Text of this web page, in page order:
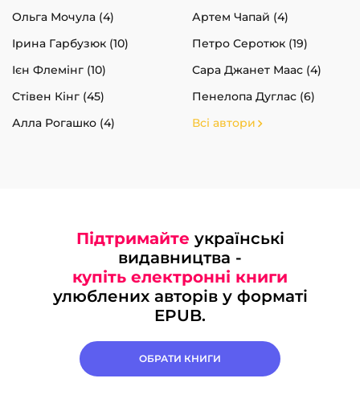
Ольга Мочула (4)
Артем Чапай (4)
Ірина Гарбузюк (10)
Петро Серотюк (19)
Ієн Флемінг (10)
Сара Джанет Маас (4)
Стівен Кінг (45)
Пенелопа Дуглас (6)
Алла Рогашко (4)
Всі автори
Підтримайте українські
видавництва -
купіть електронні книги
улюблених авторів у форматі
EPUB.
ОБРАТИ КНИГИ